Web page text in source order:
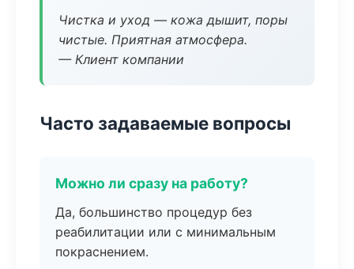
Чистка и уход — кожа дышит, поры
чистые. Приятная атмосфера.
— Клиент компании
Часто задаваемые вопросы
Можно ли сразу на работу?
Да, большинство процедур без
реабилитации или с минимальным
покраснением.